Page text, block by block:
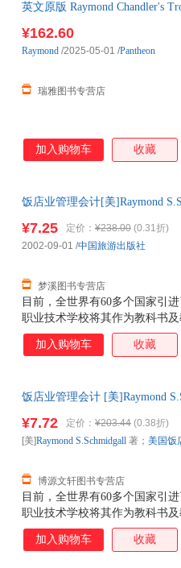
英文原版 Raymond Chandler's
¥162.60
瑞雅图书专营店
Raymond /2025-05-01 /Pantheon
加入购物车 收藏
饭店业管理会计[美]Raymond
票！
目前，全世界有60多个国家引
职业技术学校将其作为教科书
机构为饭店35个重要岗位颁发
高的专业等级。中国旅游出版
和管理的专业水准。
¥7.25 定价： ¥238.00 (0.31折)
梦溪图书专营店
2002-09-01 /中国旅游出版社
加入购物车 收藏
饭店业管理会计 [美]Raymond
目前，全世界有60多个国家引
职业技术学校将其作为教科书
机构为饭店35个重要岗位颁发
最高的专业等级。中国旅游出
¥7.72 定价： ¥203.44 (0.38折)
博源文轩图书专营店
[美]Raymond S.Schmidgall 著； 美国饭
加入购物车 收藏